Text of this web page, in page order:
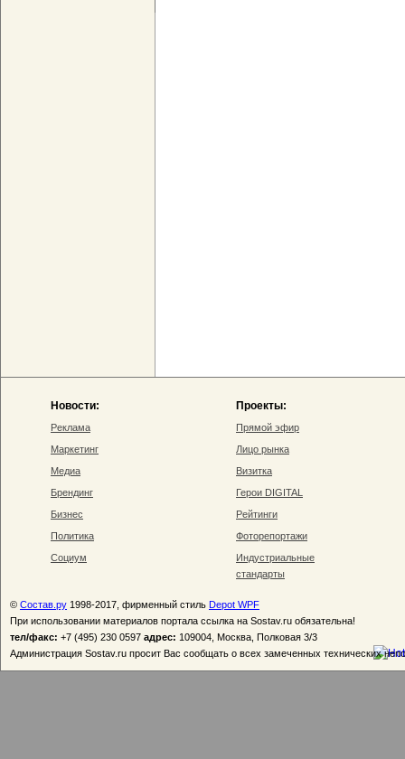
Новости:
Реклама
Маркетинг
Медиа
Брендинг
Бизнес
Политика
Социум
Проекты:
Прямой эфир
Лицо рынка
Визитка
Герои DIGITAL
Рейтинги
Фоторепортажи
Индустриальные
стандарты
© Состав.ру 1998-2017, фирменный стиль Depot WPF
При использовании материалов портала ссылка на Sostav.ru обязательна!
тел/факс: +7 (495) 230 0597 адрес: 109004, Москва, Полковая 3/3
Администрация Sostav.ru просит Вас сообщать о всех замеченных технических